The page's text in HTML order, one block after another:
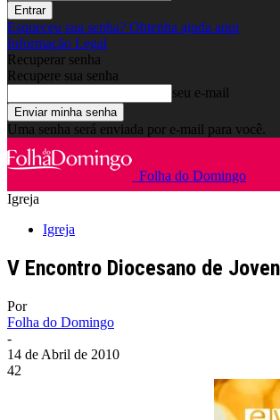
Esqueceu sua senha? Obtenha ajuda aqui
Informação Legal
Recuperar senha
Recupere sua senha
seu e-mail
Uma senha será enviada por e-mail para você.
Folha do Domingo
Igreja
Igreja
V Encontro Diocesano de
Por
Folha do Domingo
-
14 de Abril de 2010
42